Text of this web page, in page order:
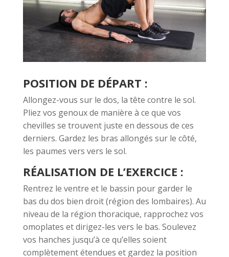
POSITION DE DÉPART :
Allongez-vous sur le dos, la tête contre le sol.
Pliez vos genoux de manière à ce que vos
chevilles se trouvent juste en dessous de ces
derniers. Gardez les bras allongés sur le côté,
les paumes vers vers le sol.
RÉALISATION DE L’EXERCICE :
Rentrez le ventre et le bassin pour garder le
bas du dos bien droit (région des lombaires). Au
niveau de la région thoracique, rapprochez vos
omoplates et dirigez-les vers le bas. Soulevez
vos hanches jusqu’à ce qu’elles soient
complètement étendues et gardez la position